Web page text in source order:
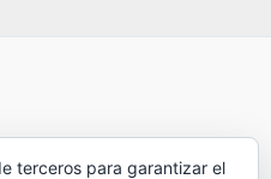
terceros para garantizar el